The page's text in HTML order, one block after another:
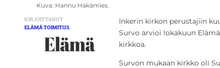
Kuva: Hannu Häkämies.
KIRJOITTANUT
ELÄMÄ TOIMITUS
Inkerin kirkon perustajiin
Survo arvioi lokakuun
kirkkoa.
Survon mukaan kirkko oli